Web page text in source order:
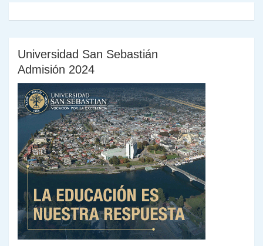
Universidad San Sebastián
Admisión 2024